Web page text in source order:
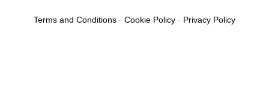
Terms and Conditions - Cookie Policy - Privacy Policy